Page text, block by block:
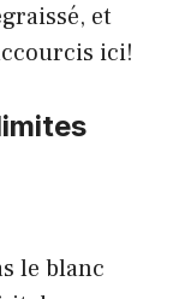
et
ici!
le blanc